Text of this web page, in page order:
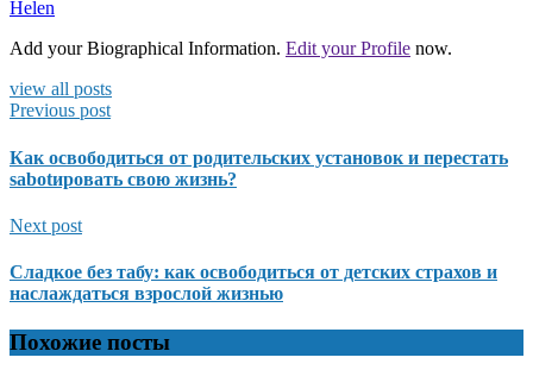
Helen
Add your Biographical Information. Edit your Profile now.
view all posts
Previous post
Как освободиться от родительских установок и перестать
sabotировать свою жизнь?
Next post
Сладкое без табу: как освободиться от детских страхов и
наслаждаться взрослой жизнью
Похожие посты